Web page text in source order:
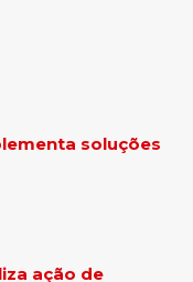
soluções
ação de